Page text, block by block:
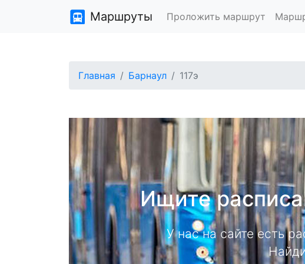
Маршруты Проложить маршрут
Главная Барнаул 117э
Ищите
У нас на сайте есть